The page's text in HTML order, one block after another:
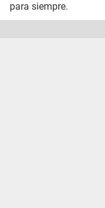
para siempre.